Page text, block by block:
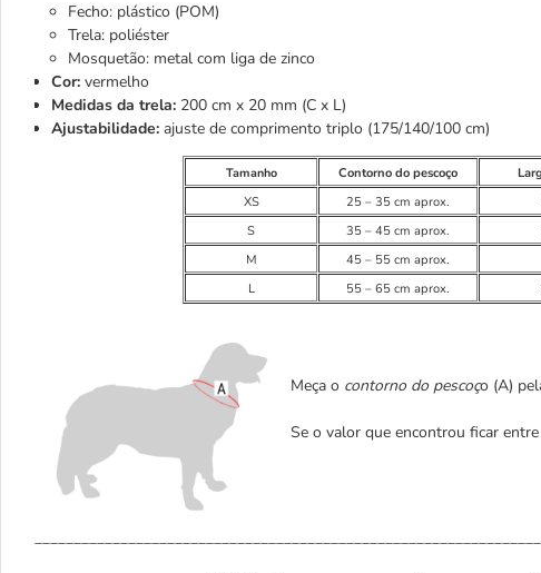
Fecho: plástico (POM)
Trela: poliéster
Mosquetão: metal com liga de zinco
Cor: vermelho
Medidas da trela: 200 cm x 20 mm (C x L)
Ajustabilidade: ajuste de comprimento triplo (175/140/100 cm)
Tamanho Contorno do pescoço
XS
25 – 35 cm aprox.
S
35 – 45 cm aprox.
M
45 – 55 cm aprox.
L
55 – 65 cm aprox.
Meça o contorno do pescoço (A)
Se o valor que encontrou ficar